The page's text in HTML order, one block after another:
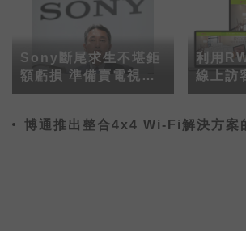
Sony斷尾求生不堪鉅
額虧損 準備賣電視和
手機部門
利用
線上訪
博通推出整合4x4 Wi-Fi解決方案